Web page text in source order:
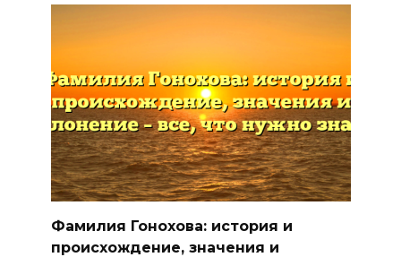
Фамилия Гонохова: история и
происхождение, значения и